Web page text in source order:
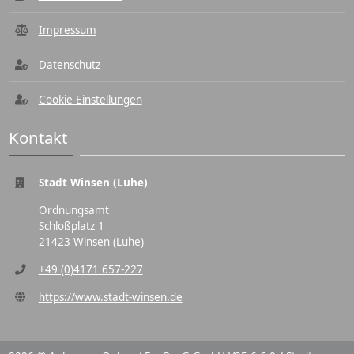
Impressum
Datenschutz
Cookie-Einstellungen
Kontakt
Stadt Winsen (Luhe)
Ordnungsamt
Schloßplatz 1
21423 Winsen (Luhe)
+49 (0)4171 657-227
https://www.stadt-winsen.de